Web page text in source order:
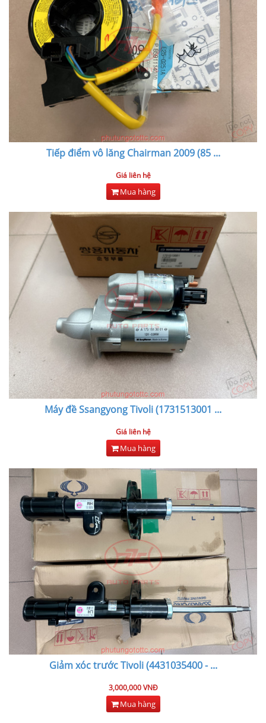
Tiếp điểm vô lăng Chairman 2009 (85...
Giá liên hệ
Mua hàng
Máy đề Ssangyong Tivoli (1731513001 ...
Giá liên hệ
Mua hàng
Giảm xóc trước Tivoli (4431035400 -...
3,000,000 VNĐ
Mua hàng